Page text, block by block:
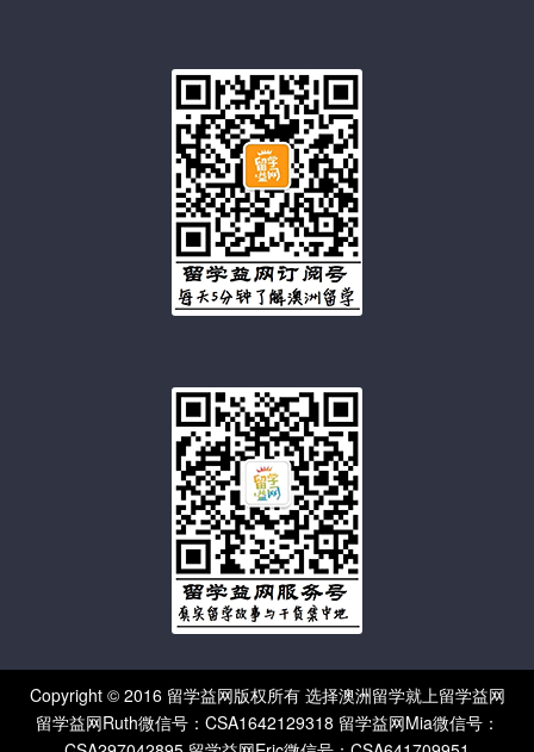
Copyright © 2016 留学益网版权所有 选择澳洲留学就上留学益网
留学益网Ruth微信号：CSA1642129318 留学益网Mia微信号：